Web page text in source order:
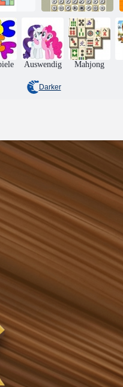
Land
Tavreli
Russisches
Schach
Auswendig Mahjong
Darker